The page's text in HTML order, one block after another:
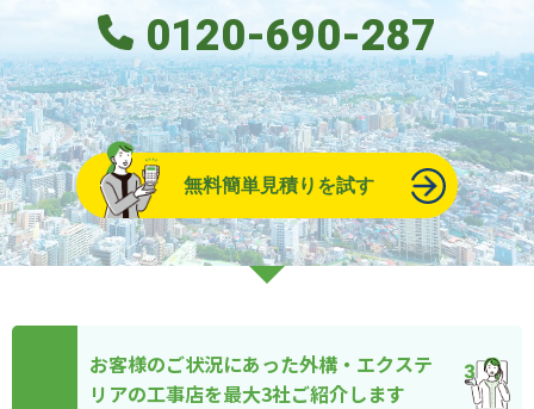
0120-690-287
無料簡単見積りを試す
お客様のご状況にあった外構・エクステ
リアの工事店を最大3社ご紹介します